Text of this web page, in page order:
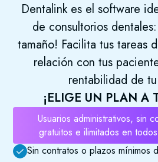
Dentalink es el software
de consultorios
tamaño! Facilita tus tareas
relación con tus
rentabilidad de
¡ELIGE UN PLAN A
Usuarios administrativos, sin
gratuitos e ilimitados en
Sin contratos o plazos mínimos